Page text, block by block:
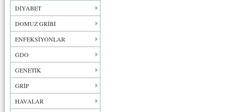
DİYABET
DOMUZ GRİBİ
ENFEKSİYONLAR
GDO
GENETİK
GRİP
HAVALAR